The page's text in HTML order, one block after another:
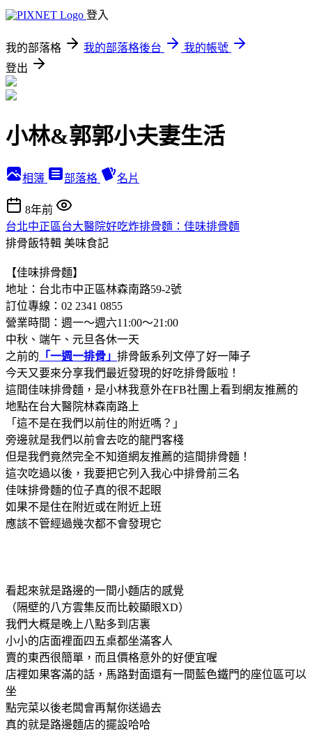
登入
我的部落格 我的部落格後台
我的帳號
登出
小林&郭郭小夫妻生活
相簿 部落格 名片
8年前
台北中正區台大醫院好吃炸排骨麵：佳味排骨麵
排骨飯特輯 美味食記
【佳味排骨麵】
地址：台北市中正區林森南路59-2號
訂位專線：02 2341 0855
營業時間：週一～週六11:00～21:00
中秋、端午、元旦各休一天
之前的 「一週一排骨」 排骨飯系列文停了好一陣子
今天又要來分享我們最近發現的好吃排骨飯啦！
這間佳味排骨麵，是小林我意外在FB社團上看到網友推薦的
地點在台大醫院林森南路上
「這不是在我們以前住的附近嗎？」
旁邊就是我們以前會去吃的龍門客棧
但是我們竟然完全不知道網友推薦的這間排骨麵！
這次吃過以後，我要把它列入我心中排骨前三名
佳味排骨麵的位子真的很不起眼
如果不是住在附近或在附近上班
應該不管經過幾次都不會發現它
看起來就是路邊的一間小麵店的感覺
（隔壁的八方雲集反而比較顯眼XD）
我們大概是晚上八點多到店裏
小小的店面裡面四五桌都坐滿客人
賣的東西很簡單，而且價格意外的好便宜喔
店裡如果客滿的話，馬路對面還有一間藍色鐵門的座位區可以
坐
點完菜以後老闆會再幫你送過去
真的就是路邊麵店的擺設哈哈